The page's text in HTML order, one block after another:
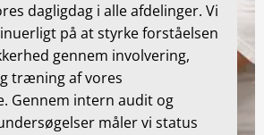
dagligdag i alle afdelinger. Vi
på at styrke forståelsen
gennem involvering,
træning af vores
Gennem intern audit og
måler vi status